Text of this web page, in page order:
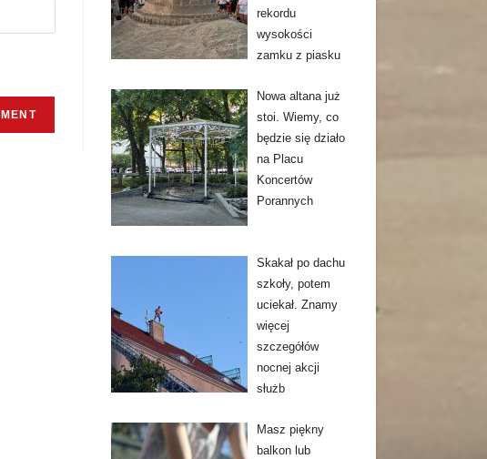
rekordu
wysokości
zamku z piasku
Nowa altana już
stoi. Wiemy, co
będzie się działo
na Placu
Koncertów
Porannych
Skakał po dachu
szkoły, potem
uciekał. Znamy
więcej
szczegółów
nocnej akcji
służb
Masz piękny
balkon lub